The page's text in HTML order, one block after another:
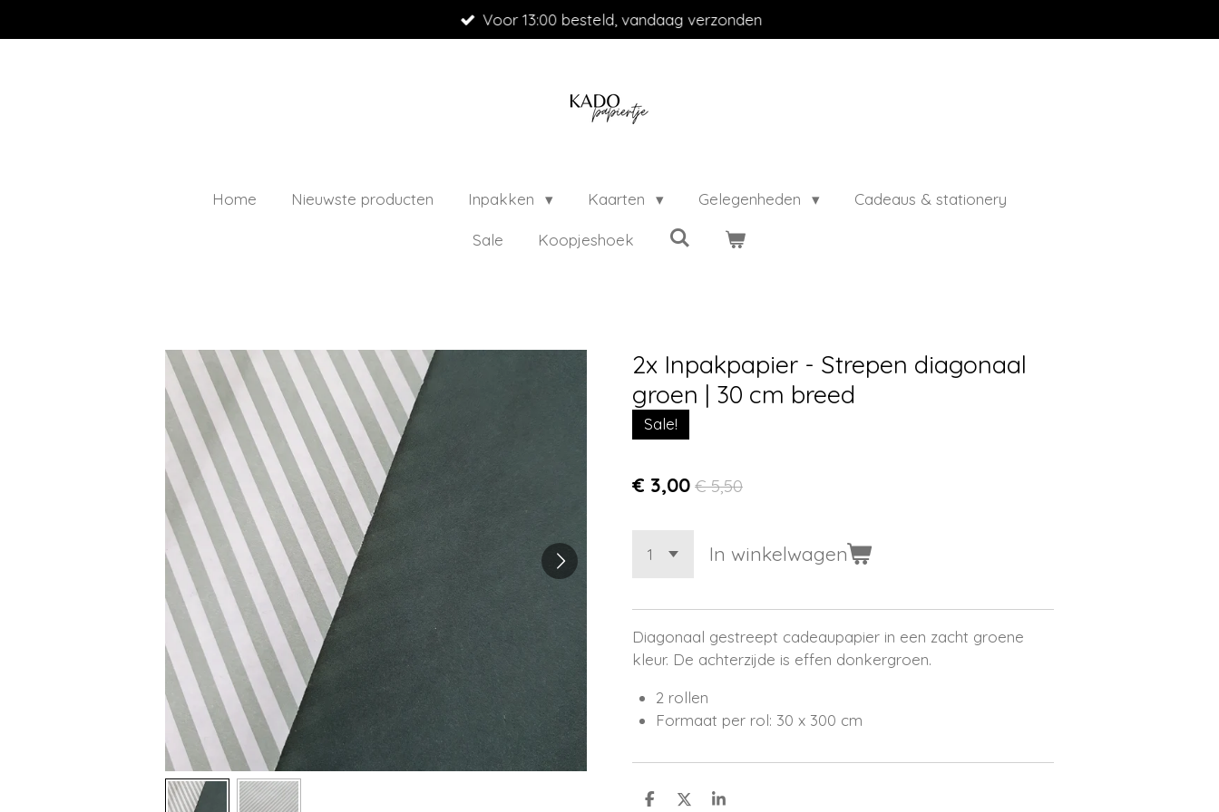
direct
Voor 13:00 besteld, vandaag verzonden
Home Nieuwste producten Inpakken Kaarten Gelegenheden Cadeaus & stationery
Sale Koopjeshoek
2x Inpakpapier - Strepen diagonaal
groen | 30 cm breed
Sale!
€ 3,00 € 5,50
In winkelwagen
Diagonaal gestreept cadeaupapier in een zacht groene
kleur. De achterzijde is effen donkergroen.
2 rollen
Formaat per rol: 30 x 300 cm
D
D
S